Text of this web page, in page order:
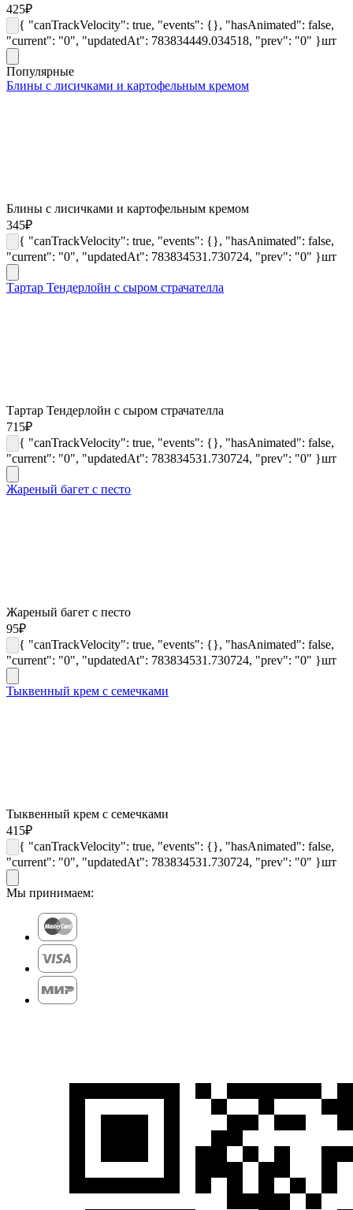
425₽
{ "canTrackVelocity": true, "events": {}, "hasAnimated": false,
"current": "0", "updatedAt": 783834449.034518, "prev": "0" }шт
Популярные
Блины с лисичками и картофельным кремом
Блины с лисичками и картофельным кремом
345₽
{ "canTrackVelocity": true, "events": {}, "hasAnimated": false,
"current": "0", "updatedAt": 783834531.730724, "prev": "0" }шт
Тартар Тендерлойн с сыром страчателла
Тартар Тендерлойн с сыром страчателла
715₽
{ "canTrackVelocity": true, "events": {}, "hasAnimated": false,
"current": "0", "updatedAt": 783834531.730724, "prev": "0" }шт
Жареный багет с песто
Жареный багет с песто
95₽
{ "canTrackVelocity": true, "events": {}, "hasAnimated": false,
"current": "0", "updatedAt": 783834531.730724, "prev": "0" }шт
Тыквенный крем с семечками
Тыквенный крем с семечками
415₽
{ "canTrackVelocity": true, "events": {}, "hasAnimated": false,
"current": "0", "updatedAt": 783834531.730724, "prev": "0" }шт
Мы принимаем: